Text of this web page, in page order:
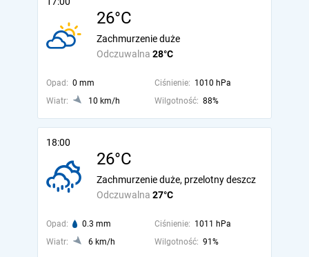
26°C
Odczuwalna 28°C
Zachmurzenie duże
Opad: 0 mm Ciśnienie: 1010 hPa
Wiatr:
10 km/h Wilgotność: 88%
18:00
26°C
Odczuwalna 27°C
Zachmurzenie duże, przelotny deszcz
Opad: 0.3 mm Ciśnienie: 1011 hPa
Wiatr:
6 km/h Wilgotność: 91%